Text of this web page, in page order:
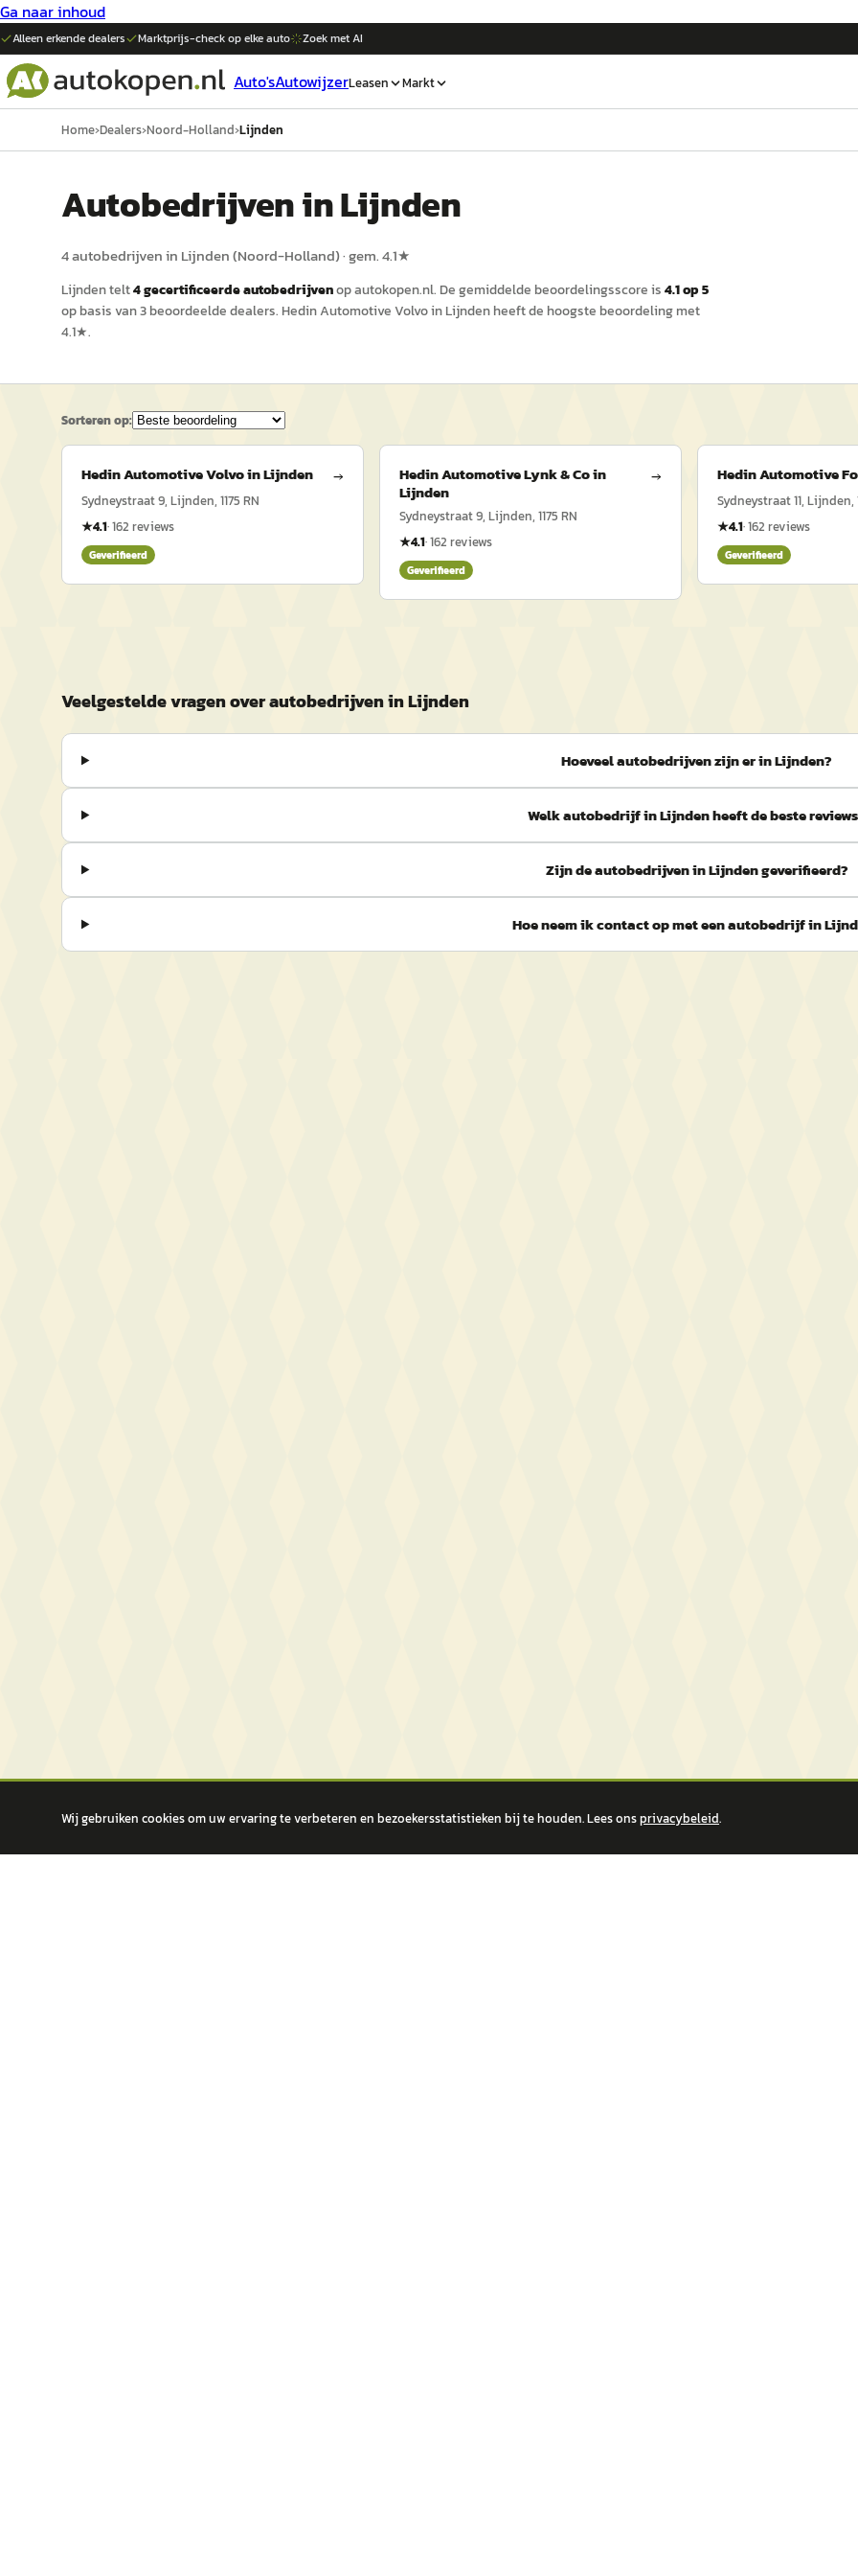
Ga naar inhoud
Alleen erkende dealers Marktprijs-check op elkeauto Zoek met AI
Auto'sAutowijzerLeasen Markt
Home›Dealers›Noord-Holland›Lijnden
Autobedrijven inLijnden
4autobedrijven in Lijnden(Noord-Holland)· gem.4.1★
Lijndentelt4gecertificeerdeautobedrijvenopautokopen.nl. De gemiddelde beoordelingsscore is4.1op 5
op basis van3beoordeelde dealers. Hedin Automotive Volvo in Lijndenheeft de hoogste beoordeling met
4.1★.
Sorteren op:
Hedin Automotive Volvo in Lijnden →
Sydneystraat 9, Lijnden, 1175 RN
★4.1·162 reviews
Geverifieerd
Hedin Automotive Lynk & Co in
Lijnden
→
Sydneystraat 9, Lijnden, 1175 RN
★4.1·162 reviews
Geverifieerd
Hedin Automotive
Sydneystraat 11, Lijnden,
★4.1·162 reviews
Geverifieerd
Veelgestelde vragen over autobedrijven in Lijnden
Hoeveel autobedrijven zijn er in Lijnden?
Welk autobedrijf in Lijnden heeft de beste
Zijn de autobedrijven in Lijnden geverifieerd?
Hoe neem ik contact op met een autobedrijf in
Wij gebruiken cookies om uw ervaring te verbeteren en bezoekersstatistieken bij te houden. Lees onsprivacybeleid.